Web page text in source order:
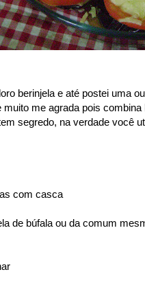
berinjela e até postei uma
muito me agrada pois
segredo, na verdade você
com casca
de búfala ou da comum